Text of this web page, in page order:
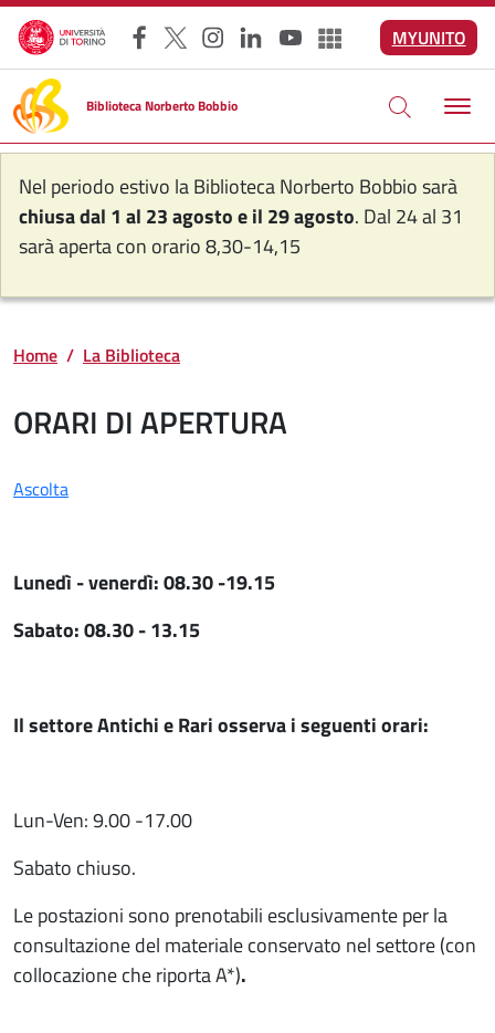
Salta al contenuto principale
Facebook
X Instagram
LinkedInYouTubeAltri social
MYUNITO
Biblioteca Norberto Bobbio
Nel periodo estivo la Biblioteca Norberto Bobbio sarà
chiusa dal 1 al 23 agosto e il 29 agosto. Dal 24 al 31
sarà aperta con orario 8,30-14,15
Home La Biblioteca
ORARI DI APERTURA
Ascolta
Lunedì - venerdì: 08.30 -19.15
Sabato: 08.30 - 13.15
Il settore Antichi e Rari osserva i seguenti orari:
Lun-Ven: 9.00 -17.00
Sabato chiuso.
Le postazioni sono prenotabili esclusivamente per la
consultazione del materiale conservato nel settore (con
collocazione che riporta A*).